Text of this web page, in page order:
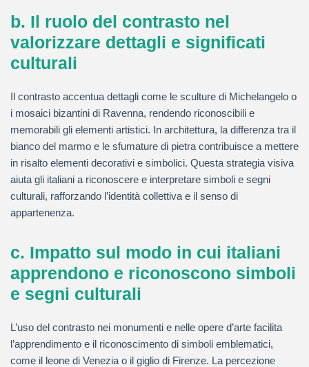
b. Il ruolo del contrasto nel
valorizzare dettagli e significati
culturali
Il contrasto accentua dettagli come le sculture di Michelangelo o
i mosaici bizantini di Ravenna, rendendo riconoscibili e
memorabili gli elementi artistici. In architettura, la differenza tra il
bianco del marmo e le sfumature di pietra contribuisce a mettere
in risalto elementi decorativi e simbolici. Questa strategia visiva
aiuta gli italiani a riconoscere e interpretare simboli e segni
culturali, rafforzando l’identità collettiva e il senso di
appartenenza.
c. Impatto sul modo in cui italiani
apprendono e riconoscono simboli
e segni culturali
L’uso del contrasto nei monumenti e nelle opere d’arte facilita
l’apprendimento e il riconoscimento di simboli emblematici,
come il leone di Venezia o il giglio di Firenze. La percezione